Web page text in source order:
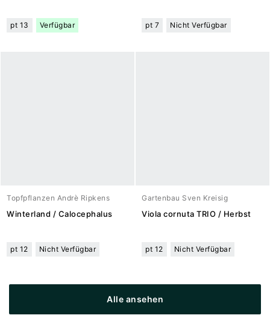
pt 13 Verfügbar pt 7 Nicht Verfügbar
Topfpflanzen Andrè Ripkens
Winterland / Calocephalus
pt 12 Nicht Verfügbar
Gartenbau Sven Kreisig
Viola cornuta TRIO / Herbst
pt 12 Nicht Verfügbar
Alle ansehen